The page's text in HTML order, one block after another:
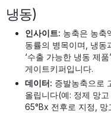
냉동)
인사이트: 농축은 농축
동률의 병목이며, 냉동
‘수출 가능한 냉동 제
게이트키퍼입니다.
데이터: 증발농축으로
올립니다(예: 정제 망
65°Bx 전후로 지정, 망